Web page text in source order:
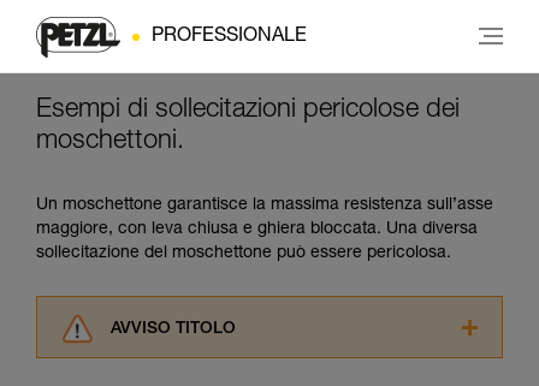
PROFESSIONALE
Esempi di sollecitazioni pericolose dei
moschettoni.
Un moschettone garantisce la massima resistenza sull’asse
maggiore, con leva chiusa e ghiera bloccata. Una diversa
sollecitazione del moschettone può essere pericolosa.
AVVISO TITOLO